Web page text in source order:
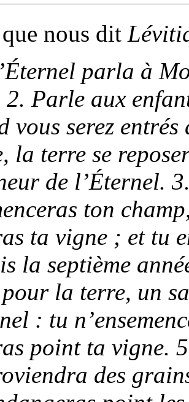
nous dit
parla à
Parle aux
vous serez
la terre se
de l’Éternel.
ton
ta vigne ; et tu
la septième
la terre, un
: tu
point ta vigne.
des